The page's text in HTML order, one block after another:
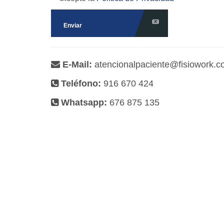
E-Mail:
Teléfono: 916 670 424
Whatsapp: 676 875 135